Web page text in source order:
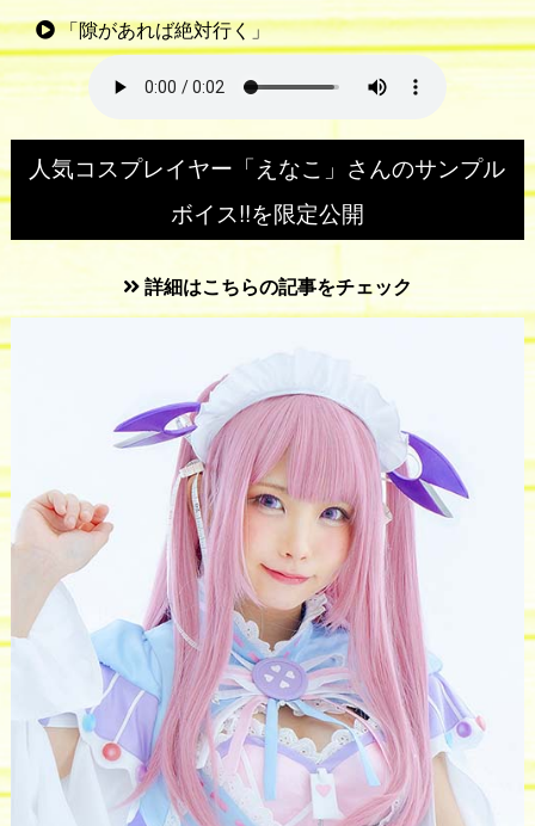
「隙があれば絶対行く」
人気コスプレイヤー「えなこ」さんのサンプル
ボイス!!を限定公開
詳細はこちらの記事をチェック